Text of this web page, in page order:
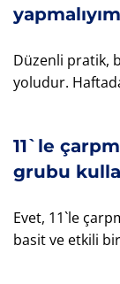
Düzenli pratik,
yoludur.
11`le
grubu
Evet, 11`le
basit ve etkili